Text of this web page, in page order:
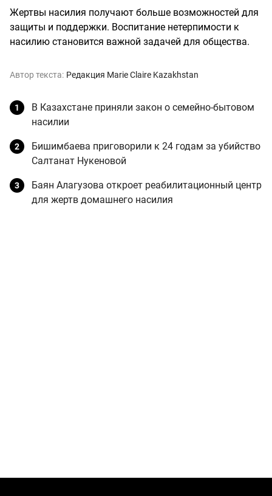
Жертвы насилия получают больше возможностей для
защиты и поддержки. Воспитание нетерпимости к
насилию становится важной задачей для общества.
Автор текста: Редакция Marie Claire Kazakhstan
В Казахстане приняли закон о семейно-бытовом
насилии
Бишимбаева приговорили к 24 годам за убийство
Салтанат Нукеновой
Баян Алагузова откроет реабилитационный центр
для жертв домашнего насилия